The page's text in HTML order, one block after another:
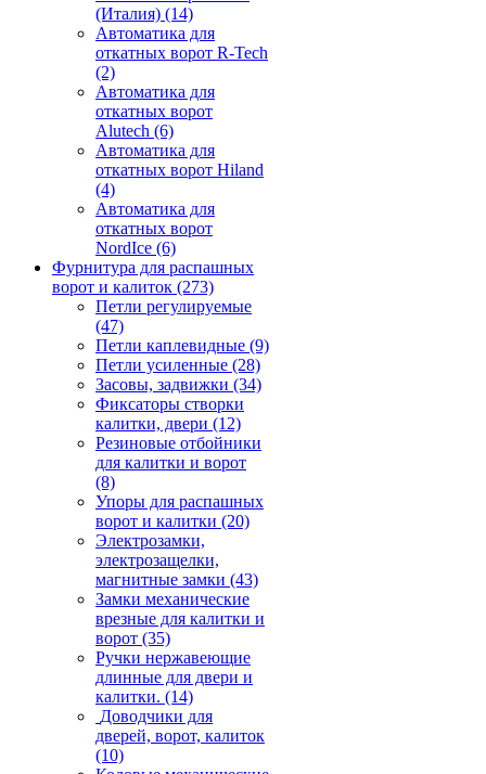
(Италия) (14)
Автоматика для
откатных ворот R-Tech
(2)
Автоматика для
откатных ворот
Alutech (6)
Автоматика для
откатных ворот Hiland
(4)
Автоматика для
откатных ворот
NordIce (6)
Фурнитура для распашных
ворот и калиток (273)
Петли регулируемые
(47)
Петли каплевидные (9)
Петли усиленные (28)
Засовы, задвижки (34)
Фиксаторы створки
калитки, двери (12)
Резиновые отбойники
для калитки и ворот
(8)
Упоры для распашных
ворот и калитки (20)
Электрозамки,
электрозащелки,
магнитные замки (43)
Замки механические
врезные для калитки и
ворот (35)
Ручки нержавеющие
длинные для двери и
калитки. (14)
Доводчики для
дверей, ворот, калиток
(10)